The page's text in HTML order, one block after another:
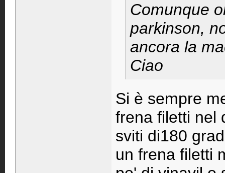
Comunque
parkinson,
ancora la
Ciao
Si è sempre
frena filetti nel
sviti di180
un frena filetti